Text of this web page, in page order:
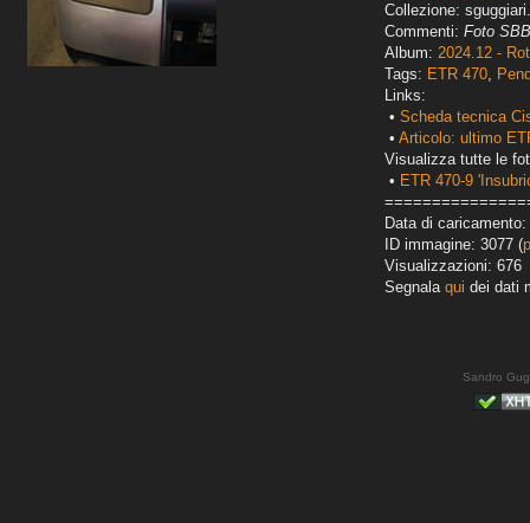
Collezione:
Commenti: Foto
Album: 2024.12 -
Tags: ETR 470,
Links:
• Scheda tecnica
• Articolo: ultimo
Visualizza tutte le
• ETR 470-9
Data di
ID immagine: 3077 (
Visualizzazioni: 676
Segnala qui dei dati
Sandro